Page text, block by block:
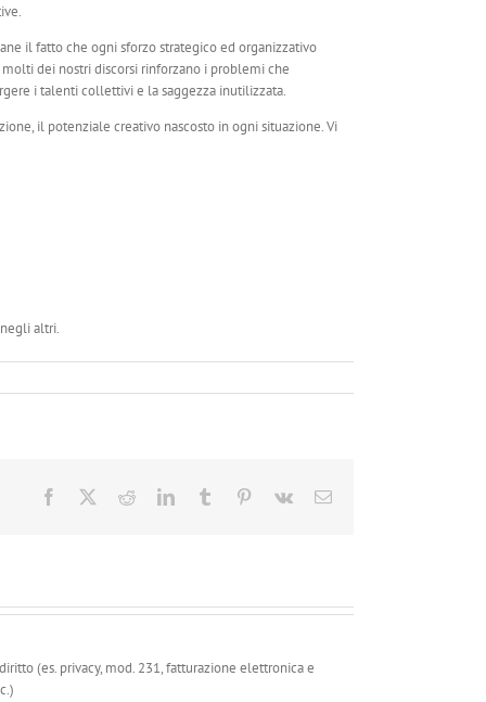
il fatto che ogni sforzo strategico ed organizzativo
dei nostri discorsi rinforzano i problemi che
i talenti collettivi e la saggezza inutilizzata.
il potenziale creativo nascosto in ogni situazione. Vi
altri.
Facebook RedditLinkedInTumblr Pinterest
Vk Email
(es. privacy, mod. 231, fatturazione elettronica e